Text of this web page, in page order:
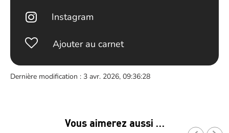
Instagram
Ajouter au carnet
Dernière modification : 3 avr. 2026, 09:36:28
Vous aimerez aussi …